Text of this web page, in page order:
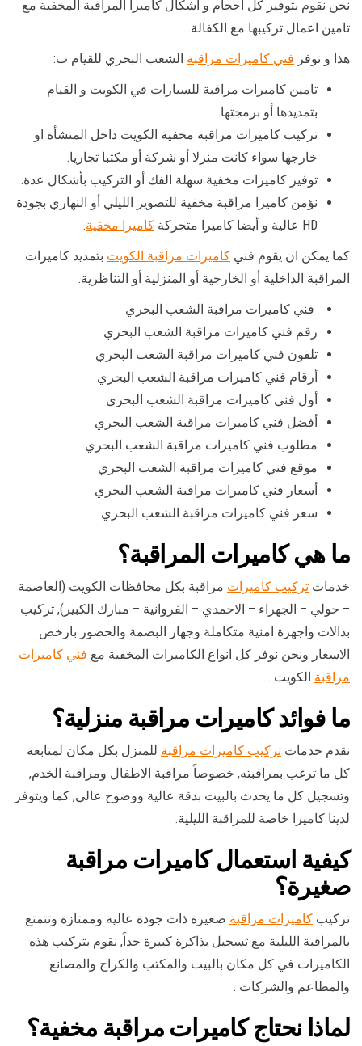
نحن نقوم بتوفير كل احجام و اشكال كاميرا المراقبة المخفية مع
تامين اعمال تركيبها مع الكفالة.
هذا و نوفر فني كاميرات مراقبة الشعب البحري للقيام ب:
تامين كاميرات مراقبة للسيارات في الكويت و القيام
بتمديدها أو برمجتها.
تركيب كاميرات مراقبة مخفية الكويت داخل المنشأة او
خارجها سواء كانت منزلا أو شركة أو مكتبا تجاريا.
توفير كاميرات مخفية سهلة الفك أو التركيب بأشكال عدة.
نؤمن كاميرا مراقبة مخفية للتصوير الليلي أو النهاري بجودة
HD عالية و أيضا كاميرا متحركة
كاميرا مخفية.
كما يمكن ان يقوم فني كاميرات مراقبة الكويت بتمديد كاميرات
المراقبة الداخلية أو الخارجية أو المنزلية أو التناظرية.
فني كاميرات مراقبة الشعب البحري
رقم فني كاميرات مراقبة الشعب البحري
تلفون فني كاميرات مراقبة الشعب البحري
أرقام فني كاميرات مراقبة الشعب البحري
أول فني كاميرات مراقبة الشعب البحري
أفضل فني كاميرات مراقبة الشعب البحري
مطلوب فني كاميرات مراقبة الشعب البحري
موقع فني كاميرات مراقبة الشعب البحري
أسعار فني كاميرات مراقبة الشعب البحري
سعر فني كاميرات مراقبة الشعب البحري
ما هي كاميرات المراقبة؟
خدمات تركيب كاميرات مراقبة بكل محافظات الكويت (العاصمة
– حولي – الجهراء – الاحمدي – الفروانية – مبارك الكبير), تركيب
بدالات واجهزة امنية متكاملة وجهاز البصمة والحضور بارخص
الاسعار ونحن نوفر كل انواع الكاميرات المخفية مع فني كاميرات
مراقبة الكويت .
ما فوائد كاميرات مراقبة منزلية؟
نقدم خدمات تركيب كاميرات مراقبة للمنزل بكل مكان لمتابعة
كل ما ترغب بمراقبته, خصوصاً مراقبة الاطفال ومراقبة الخدم,
وتسجيل كل ما يحدث بالبيت بدقة عالية ووضوح عالي, كما ويتوفر
لدينا كاميرا خاصة للمراقبة الليلية.
كيفية استعمال كاميرات مراقبة
صغيرة؟
تركيب كاميرات مراقبة صغيرة ذات جودة عالية وممتازة وتتمتع
بالمراقبة الليلية مع تسجيل بذاكرة كبيرة جداً, نقوم بتركيب هذه
الكاميرات في كل مكان بالبيت والمكتب والكراج والمصانع
والمطاعم والشركات .
لماذا نحتاج كاميرات مراقبة مخفية؟